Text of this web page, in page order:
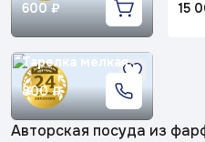
Заполняя и отправляя
cполитикой
Дулевский
Авторские
изделия
Королек»
«Кружевной
авт.рос.Шапкина
И.А.
600 ₽ 15
Тарелка мелкая
диам.175 мм
Вырезной край
Дачный
авт.рос.Шапкина
И.А. цена за 1шт.
800 ₽
Авторская посуда из